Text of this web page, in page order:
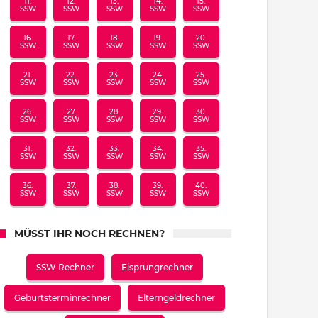
SSW
SSW
SSW
SSW
SSW
16.
SSW
17.
SSW
18.
SSW
19.
SSW
20.
SSW
21.
SSW
22.
SSW
23.
SSW
24.
SSW
25.
SSW
26.
SSW
27.
SSW
28.
SSW
29.
SSW
30.
SSW
31.
SSW
32.
SSW
33.
SSW
34.
SSW
35.
SSW
36.
SSW
37.
SSW
38.
SSW
39.
SSW
40.
SSW
MÜSST IHR NOCH RECHNEN?
SSW Rechner Eisprungrechner
Geburtsterminrechner Elterngeldrechner